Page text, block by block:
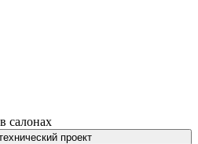
салонах
проект